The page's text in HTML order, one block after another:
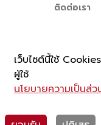
เว็บไซต์นี้ใช้
ผู้ใช้
นโยบายความเป็นส่
ติดต่อเรา
Copyright © 2022